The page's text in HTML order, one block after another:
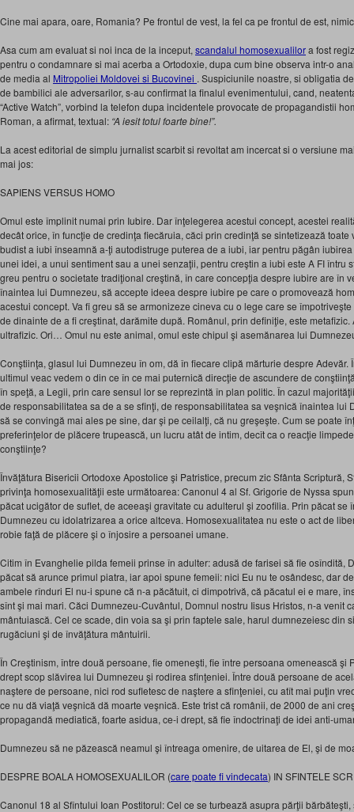
Cine mai apara, oare, Romania? Pe frontul de vest, la fel ca pe frontul de est,
Asa cum am evaluat si noi inca de la inceput, scandalul homosexualilora fost
pentru o condamnare si mai acerba a Ortodoxie, dupa cum bine observa intr-o
de media al Mitropoliei Moldovei si Bucovinei . Suspiciunile noastre, si obligatia
de bambilici ale adversarilor, s-au confirmat la finalul evenimentului, cand,
“Active Watch”, vorbind la telefon dupa incidentele provocate de propagandistii
Roman, a afirmat, textual: “A iesit totul foarte bine!”.
La acest editorial de simplu jurnalist scarbit si revoltat am incercat si o versiune
mai jos:
SAPIENS VERSUS HOMO
Omul este împlinit numai prin Iubire. Dar înţelegerea acestui concept, acestei
decât orice, în funcţie de credinţa fiecăruia, căci prin credinţă se sintetizează
budist a iubi înseamnă a-ţi autodistruge puterea de a iubi, iar pentru păgân
unei idei, a unui sentiment sau a unei senzaţii, pentru creştin a iubi este A FI întru
greu pentru o societate tradiţional creştină, în care concepţia despre iubire are în
înaintea lui Dumnezeu, să accepte ideea despre iubire pe care o promovează
acestui concept. Va fi greu să se armonizeze cineva cu o lege care se
de dinainte de a fi creştinat, darămite după. Românul, prin definiţie, este
ultrafizic. Ori… Omul nu este animal, omul este chipul şi asemănarea lui
Conştiinţa, glasul lui Dumnezeu în om, dă în fiecare clipă mărturie despre Adevăr.
ultimul veac vedem o din ce în ce mai puternică direcţie de ascundere de
în speţă, a Legii, prin care sensul lor se reprezintă în plan politic. În cazul
de responsabilitatea sa de a se sfinţi, de responsabilitatea sa veşnică înaintea lui
să se convingă mai ales pe sine, dar şi pe ceilalţi, că nu greşeşte. Cum se poate
preferinţelor de plăcere trupească, un lucru atât de intim, decît ca o reacţie
conştiinţe?
Învăţătura Bisericii Ortodoxe Apostolice şi Patristice, precum zic Sfânta Scriptură,
privinţa homosexualităţii este următoarea: Canonul 4 al Sf. Grigorie de Nyssa
păcat ucigător de suflet, de aceeaşi gravitate cu adulterul şi zoofilia. Prin păcat se
Dumnezeu cu idolatrizarea a orice altceva. Homosexualitatea nu este o act de
robie faţă de plăcere şi o înjosire a persoanei umane.
Citim în Evanghelie pilda femeii prinse în adulter: adusă de farisei să fie osîndită,
păcat să arunce primul piatra, iar apoi spune femeii: nici Eu nu te osândesc, dar
ambele rînduri El nu-i spune că n-a păcătuit, ci dimpotrivă, că păcatul ei e mare,
sînt şi mai mari. Căci Dumnezeu-Cuvântul, Domnul nostru Iisus Hristos, n-a venit
mântuiască. Cel ce scade, din voia sa şi prin faptele sale, harul dumnezeiesc din
rugăciuni şi de învăţătura mântuirii.
În Creştinism, între două persoane, fie omeneşti, fie între persoana omenească şi
drept scop slăvirea lui Dumnezeu şi rodirea sfinţeniei. Între două persoane de
naştere de persoane, nici rod sufletesc de naştere a sfinţeniei, cu atît mai puţin
ce nu dă viaţă veşnică dă moarte veşnică. Este trist că românii, de 2000 de ani
propagandă mediatică, foarte asidua, ce-i drept, să fie îndoctrinaţi de idei anti-
Dumnezeu să ne păzească neamul şi întreaga omenire, de uitarea de El, şi de
DESPRE BOALA HOMOSEXUALILOR (care poate fi vindecata) IN SFINTELE
Canonul 18 al Sfîntului Ioan Postitorul: Cel ce se turbează asupra părţii